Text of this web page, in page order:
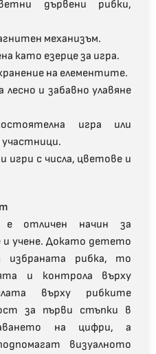
дървени рибки,
механизъм.
като езерце за игра.
на елементите.
и забавно улавяне
игра или
игри с числа, цветове и
е отличен начин за
и учене. Докато детето
избраната рибка, то
и контрола върху
върху рибките
за първи стъпки в
на цифри, а
визуалното